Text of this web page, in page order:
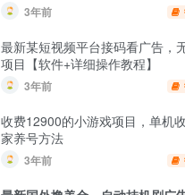
3年前
最新某短视频平台接码看广告，
项目【软件+详细操作教程】
3年前
收费12900的小游戏项目，单机
家养号方法
3年前